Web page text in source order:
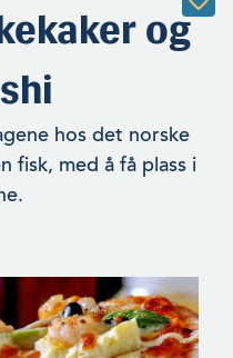
og
hos det norske
fisk, med å få plass i